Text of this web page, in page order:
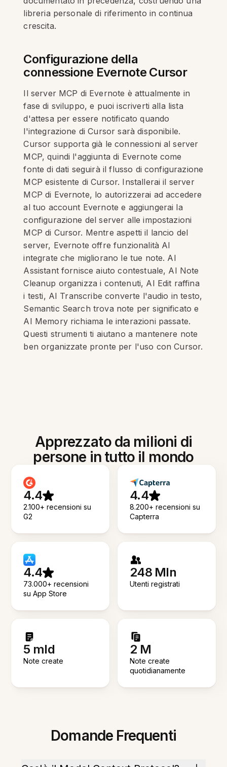
libreria personale di riferimento in continua
crescita.
Configurazione della
connessione Evernote Cursor
Il server MCP di Evernote è attualmente in
fase di sviluppo, e puoi iscriverti alla lista
d'attesa per essere notificato quando
l'integrazione di Cursor sarà disponibile.
Cursor supporta già le connessioni al server
MCP, quindi l'aggiunta di Evernote come
fonte di dati seguirà il flusso di configurazione
MCP esistente di Cursor. Installerai il server
MCP di Evernote, lo autorizzerai ad accedere
al tuo account Evernote e aggiungerai la
configurazione del server alle impostazioni
MCP di Cursor. Mentre aspetti il lancio del
server, Evernote offre funzionalità AI
integrate che migliorano le tue note. AI
Assistant fornisce aiuto contestuale, AI Note
Cleanup organizza i contenuti, AI Edit raffina
i testi, AI Transcribe converte l'audio in testo,
Semantic Search trova note per significato e
AI Memory richiama le interazioni passate.
Questi strumenti ti aiutano a mantenere note
ben organizzate pronte per l'uso con Cursor.
Apprezzato da milioni di
persone in tutto il mondo
4.4
2.100+ recensioni su
G2
4.4
8.200+ recensioni su
Capterra
4.4
73.000+ recensioni
su App Store
248 Mln
Utenti registrati
5 mld
Note create
2 M
Note create
quotidianamente
Domande Frequenti